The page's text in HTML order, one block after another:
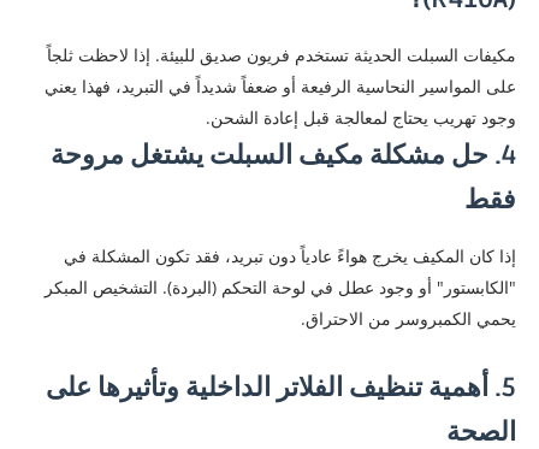
​مكيفات السبلت الحديثة تستخدم فريون صديق للبيئة. إذا لاحظت ثلجاً
على المواسير النحاسية الرفيعة أو ضعفاً شديداً في التبريد، فهذا يعني
وجود تهريب يحتاج لمعالجة قبل إعادة الشحن.
​4. حل مشكلة مكيف السبلت يشتغل مروحة
فقط
​إذا كان المكيف يخرج هواءً عادياً دون تبريد، فقد تكون المشكلة في
"الكابستور" أو وجود عطل في لوحة التحكم (البردة). التشخيص المبكر
يحمي الكمبروسر من الاحتراق.
5. أهمية تنظيف الفلاتر الداخلية وتأثيرها على
الصحة